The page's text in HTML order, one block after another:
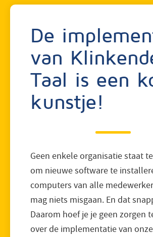
De
van
Taal is een
kunstje!
Geen enkele organisatie staat
om nieuwe software te
computers van alle
mag niets misgaan. En dat
Daarom hoef je je geen zorgen
over de implementatie van